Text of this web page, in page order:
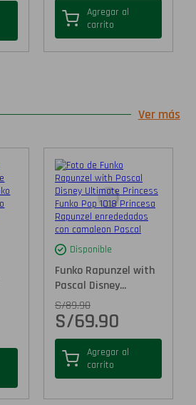
Agregar al
carrito
Ver más
Disponible
Funko Rapunzel with
Pascal Disney...
S/89.90
S/69.90
Agregar al
carrito